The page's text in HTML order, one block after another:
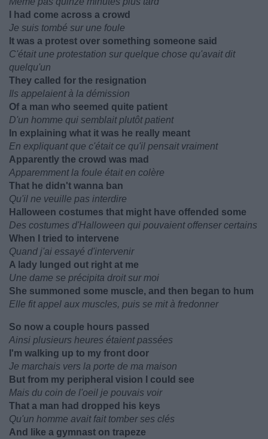
I had come across a crowd
Je suis tombé sur une foule
It was a protest over something someone said
C'était une protestation sur quelque chose qu'avait dit
quelqu'un
They called for the resignation
Ils appelaient à la démission
Of a man who seemed quite patient
D'un homme qui semblait plutôt patient
In explaining what it was he really meant
En expliquant que c'était ce qu'il pensait vraiment
Apparently the crowd was mad
Apparemment la foule était en colère
That he didn't wanna ban
Qu'il ne veuille pas interdire
Halloween costumes that might have offended some
Des costumes d'Halloween qui pouvaient offenser certains
When I tried to intervene
Quand j'ai essayé d'intervenir
A lady lunged out right at me
Une dame se précipita droit sur moi
She summoned some muscle, and then began to hum
Elle fit appel aux muscles, puis se mit à fredonner
So now a couple hours passed
Ainsi plusieurs heures étaient passées
I'm walking up to my front door
Je marchais vers la porte de ma maison
But from my peripheral vision I could see
Mais du coin de l'oeil je pouvais voir
That a man had dropped his keys
Qu'un homme avait fait tomber ses clés
And like a gymnast on trapeze